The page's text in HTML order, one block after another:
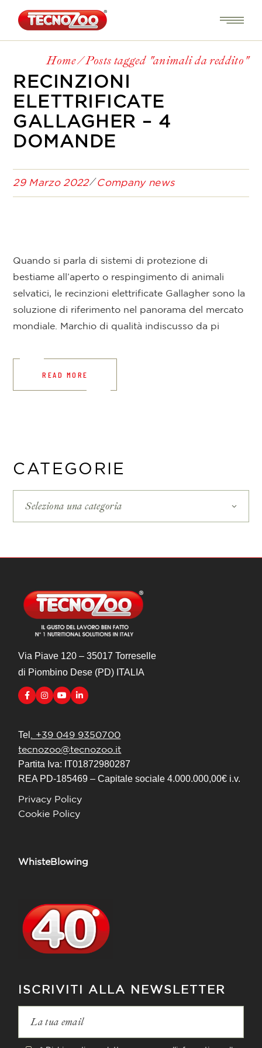
Home Posts tagged "animali da reddito"
RECINZIONI
ELETTRIFICATE
GALLAGHER – 4
DOMANDE
29 Marzo 2022 Company news
Quando si parla di sistemi di protezione di
bestiame all’aperto o respingimento di animali
selvatici, le recinzioni elettrificate Gallagher sono la
soluzione di riferimento nel panorama del mercato
mondiale. Marchio di qualità indiscusso da pi
READ MORE
CATEGORIE
Seleziona una categoria
Via Piave 120 – 35017 Torreselle
di Piombino Dese (PD) ITALIA
Tel
. +39 049 9350700
tecnozoo@tecnozoo.it
Partita Iva: IT01872980287
REA PD-185469 – Capitale sociale 4.000.000,00€ i.v.
Privacy Policy
Cookie Policy
WhisteBlowing
ISCRIVITI ALLA NEWSLETTER